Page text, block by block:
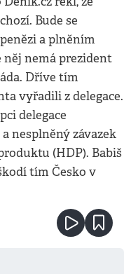
Bude se
a plněním
něj nemá prezident
Dříve tím
vyřadili z delegace.
delegace
nesplněný závazek
(HDP). Babiš
tím Česko v